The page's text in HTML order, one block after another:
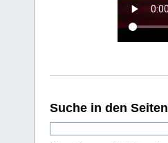
Suche in den Seiten